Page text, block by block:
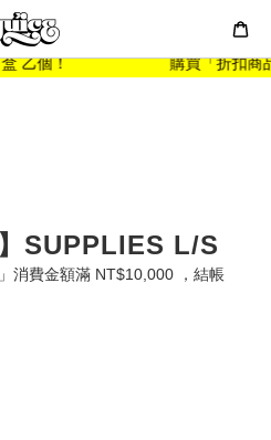
乙個！ 購買「折扣商品
SUPPLIES L/S
消費金額滿 NT$10,000 ，結帳